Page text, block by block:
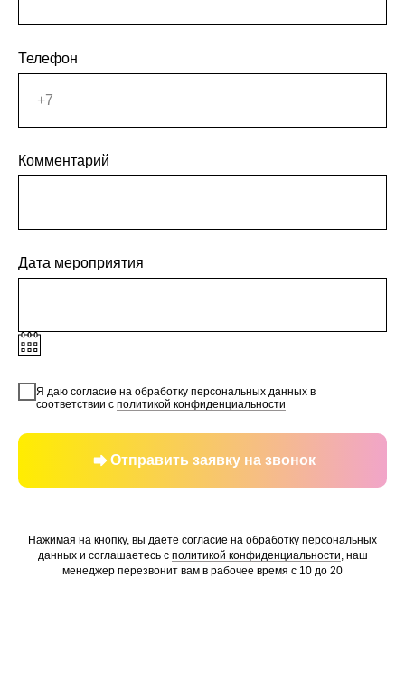
Телефон
Комментарий
Дата мероприятия
Я даю согласие на обработку персональных данных в
соответствии с политикой конфиденциальности
Отправить заявку на звонок
Нажимая на кнопку, вы даете согласие на обработку персональных
данных и соглашаетесь c политикой конфиденциальности, наш
менеджер перезвонит вам в рабочее время с 10 до 20